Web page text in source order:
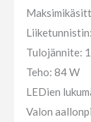
​​Tulojännite:
Teho: 84 W
LEDien
Valon